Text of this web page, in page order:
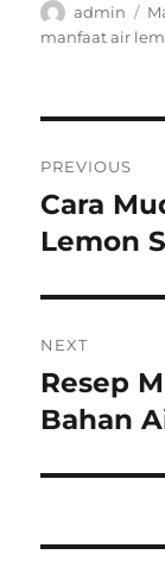
Author
admin
manfaat air
PREVIOUS
Previous
post:
Cara
Lemon
NEXT
Next
post:
Resep
Bahan